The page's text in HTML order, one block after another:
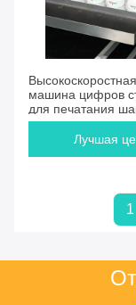
машина цифров
для печатания
залива
Лучшая
1